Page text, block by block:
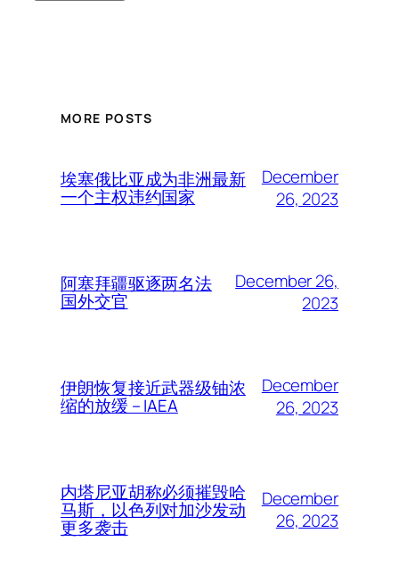
MORE POSTS
埃塞俄比亚成为非洲最新
一个主权违约国家
December
26, 2023
阿塞拜疆驱逐两名法
国外交官
December 26,
2023
伊朗恢复接近武器级铀浓
缩的放缓 – IAEA
December
26, 2023
内塔尼亚胡称必须摧毁哈
马斯，以色列对加沙发动
更多袭击
December
26, 2023